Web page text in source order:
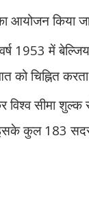
आयोजन किया
1953 में
चिह्नित
विश्व सीमा
इसके कुल 183